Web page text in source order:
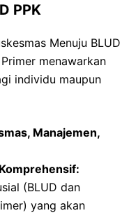
PPK
Menuju BLUD
menawarkan
individu maupun
Manajemen,
(BLUD dan
yang akan